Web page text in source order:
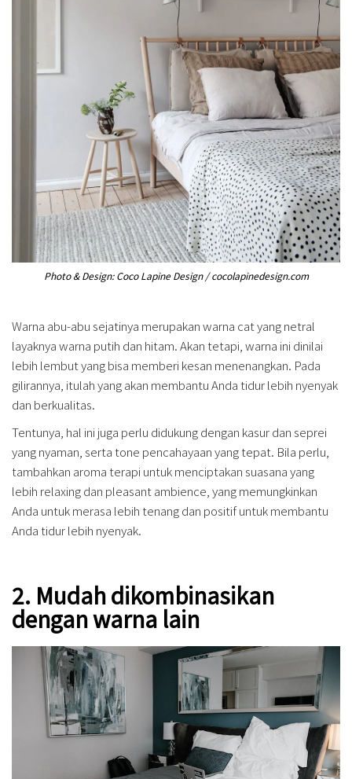
Photo & Design: Coco Lapine Design / cocolapinedesign.com
Warna abu-abu sejatinya merupakan warna cat yang netral
layaknya warna putih dan hitam. Akan tetapi, warna ini dinilai
lebih lembut yang bisa memberi kesan menenangkan. Pada
gilirannya, itulah yang akan membantu Anda tidur lebih nyenyak
dan berkualitas.
Tentunya, hal ini juga perlu didukung dengan kasur dan seprei
yang nyaman, serta tone pencahayaan yang tepat. Bila perlu,
tambahkan aroma terapi untuk menciptakan suasana yang
lebih relaxing dan pleasant ambience, yang memungkinkan
Anda untuk merasa lebih tenang dan positif untuk membantu
Anda tidur lebih nyenyak.
2. Mudah dikombinasikan
dengan warna lain